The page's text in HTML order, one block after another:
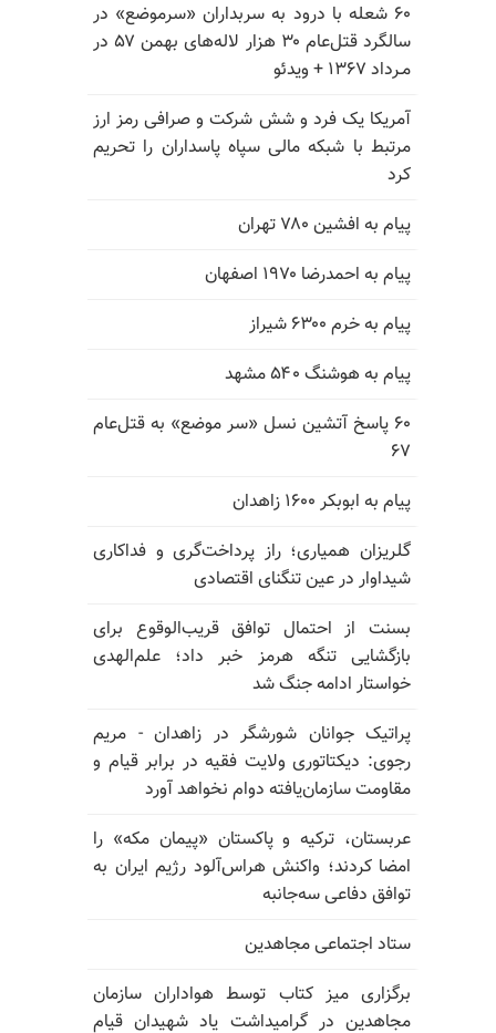
۶۰ شعله با درود به سربداران «سرموضع» در
سالگرد قتل‌عام ۳۰ هزار لاله‌های بهمن ۵۷ در
مـرداد ۱۳۶۷ + ویدئو
آمریکا یک فرد و شش شرکت و صرافی رمز ارز
مرتبط با شبکه مالی سپاه پاسداران را تحریم
کرد
پیام به افشین ۷۸۰ تهران
پیام به احمدرضا ۱۹۷۰ اصفهان
پیام به خرم ۶۳۰۰ شیراز
پیام به هوشنگ ۵۴۰ مشهد
۶۰ پاسخ آتشین نسل «سر موضع» به قتل‌عام
۶۷
پیام به ابوبکر ۱۶۰۰ زاهدان
گلریزان همیاری؛ راز پرداخت‌گری و فداکاری
شیداوار در عین تنگنای اقتصادی
بسنت از احتمال توافق قریب‌الوقوع برای
بازگشایی تنگه هرمز خبر داد؛ علم‌الهدی
خواستار ادامه جنگ شد
پراتیک جوانان شورشگر در زاهدان - مریم
رجوی: دیکتاتوری ولایت فقیه در برابر قیام و
مقاومت سازمان‌یافته دوام نخواهد آورد
عربستان، ترکیه و پاکستان «پیمان مکه» را
امضا کردند؛ واکنش هراس‌آلود رژیم ایران به
توافق دفاعی سه‌جانبه
ستاد اجتماعی مجاهدین
برگزاری میز کتاب توسط هواداران سازمان
مجاهدین در گرامیداشت یاد شهیدان قیام